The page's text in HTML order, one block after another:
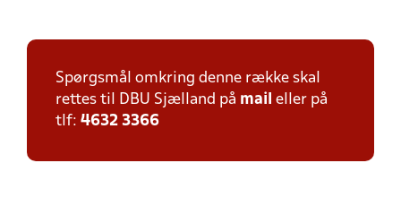
Spørgsmål omkring denne række skal
rettes til DBU Sjælland på mail eller på
tlf: 4632 3366